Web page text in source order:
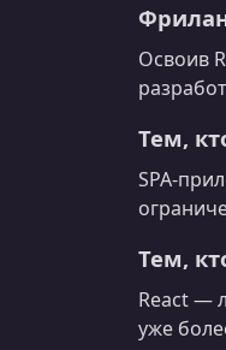
Освоив
Тем,
Тем,
React —
уже